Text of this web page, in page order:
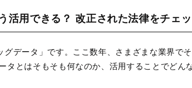
活用できる？ 改正された法律をチェ
グデータ」です。ここ数年、さまざまな業界で
タとはそもそも何なのか、活用することでどん